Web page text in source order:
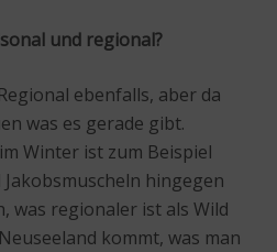
und regional?
ebenfalls, aber da
was es gerade gibt.
Winter ist zum Beispiel
hingegen
was regionaler ist als Wild
kommt, was man